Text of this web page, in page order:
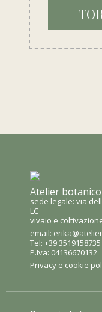
Atelier
sede legale: via
LC
vivaio e
email:
Tel: +39 3519158735
P.Iva: 04136670132
Privacy e cookie